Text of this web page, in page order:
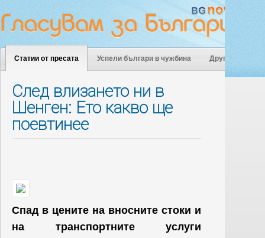
Статии от пресата Успели българи в чужбина Други
След влизането ни в
Шенген: Ето какво ще
поевтинее
Спад в цените на вносните стоки и
на транспортните услуги